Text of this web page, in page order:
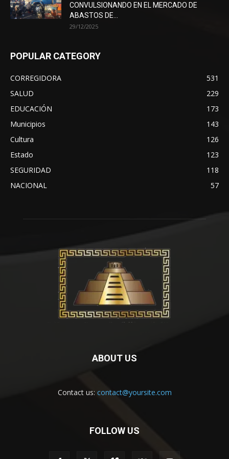
CONVULSIONANDO EN EL MERCADO DE
ABASTOS DE...
29/12/2025
POPULAR CATEGORY
CORREGIDORA
531
SALUD
229
EDUCACIÓN
173
Municipios
143
Cultura
126
Estado
123
SEGURIDAD
118
NACIONAL
57
ABOUT US
Contact us: contact@yoursite.com
FOLLOW US